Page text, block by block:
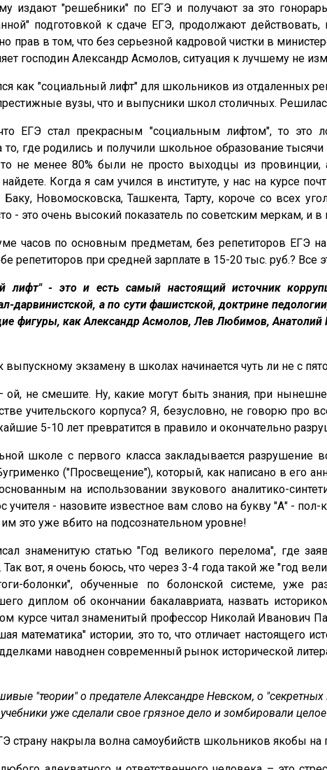
издают "решебники" по ЕГЭ и получают за это
подготовкой к сдаче ЕГЭ, продолжают
прав в том, что без серьезной кадровой чистки в
господин Александр Асмолов, ситуация к лучшему не
как "социальный лифт" для школьников из отдаленных
вузы, что и выпусники школ столичных.
что ЕГЭ стал прекрасным "социальным лифтом", то
где родились и получили школьное образование
то не менее 80% были не просто выходцы из
Когда я сам учился в институте, у нас на курсе
Новомосковска, Ташкента, Тарту, короче со всех
- это очень высокий показатель по советским меркам, и в
часов по основным предметам, без репетиторов ЕГЭ
репетиторов при средней зарплате в 15-20 тыс. руб.? Все
лифт" - это и есть самый настоящий источник
дарвинистской, а по сути фашистской, доктрине
фигуры, как Александр Асмолов, Лев Любимов,
экзамену в школах начинается чуть ли не с
ой, не смешите. Ну, какие могут быть знания, при
учительского корпуса? Я, безусловно, не говорю про
5-10 лет превратится в правило и окончательно
школе с первого класса закладывается разрушение
("Просвещение"), который, как написано в его
на использовании звукового аналитико-
учителя - назовите известное вам слово на букву "А" -
это уже вбито на подсознательном уровне!
знаменитую статью "Год великого перелома", где
вот, я очень боюсь, что через 3-4 года такой же "год
болонки", обученные по болонской системе,
диплом об окончании бакалавриата, назвать
курсе читал знаменитый профессор Николай Иванович
математика" истории, это то, что отличает настоящего
наводнен современный рынок исторической
"теории" о предателе Александре Невском, о
уже сделали свое грязное дело и зомбировали
страну накрыла волна самоубийств школьников якобы